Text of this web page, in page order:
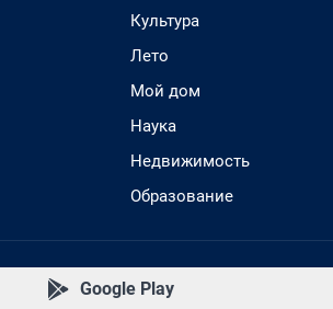
Культура
Лето
Мой дом
Наука
Недвижимость
Образование
Google Play